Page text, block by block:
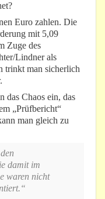
Euro zahlen. Die
mit 5,09
Zuge des
Lindner als
trinkt man sicherlich
das Chaos ein, das
„Prüfbericht“
man gleich zu
damit im
waren nicht